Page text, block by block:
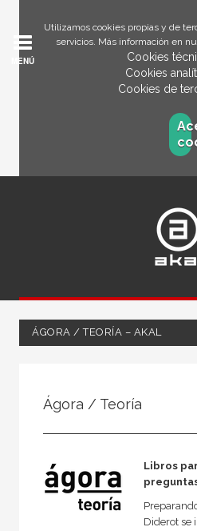
Utilizamos cookies propias y de
servicios. Más información en
Cookies
Cookies
Cookies de
MENÚ
ÁGORA / TEORÍA – AKAL
Ciencias humanas y sociales
Sociología
MATERIAS
Ágora / Teoría
Libros
Diderot se